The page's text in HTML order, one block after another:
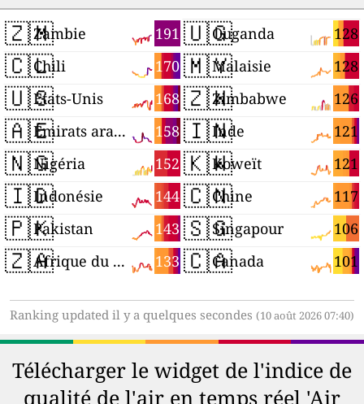
🇿🇲 191
Zambie
🇨🇱 170
Chili
🇺🇸 168
États-Unis
🇦🇪 158
Émirats arabes unis
🇳🇬 152
Nigéria
🇮🇩 144
Indonésie
🇵🇰 143
Pakistan
🇿🇦 133
Afrique du Sud
🇺🇬 128
Ouganda
🇲🇾 128
Malaisie
🇿🇼 126
Zimbabwe
🇮🇳 121
Inde
🇰🇼 121
Koweït
🇨🇳 117
Chine
🇸🇬 106
Singapour
🇨🇦 101
Canada
Ranking updated il y a quelques secondes (10 août 2026 07:40)
Télécharger le widget de l'indice de
qualité de l'air en temps réel 'Air